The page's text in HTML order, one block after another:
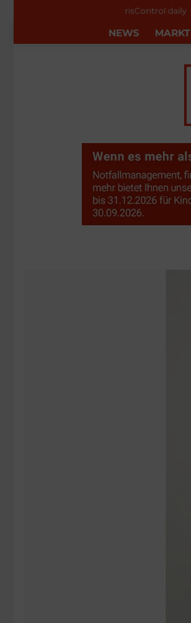
risControl daily
NEWS MARKT